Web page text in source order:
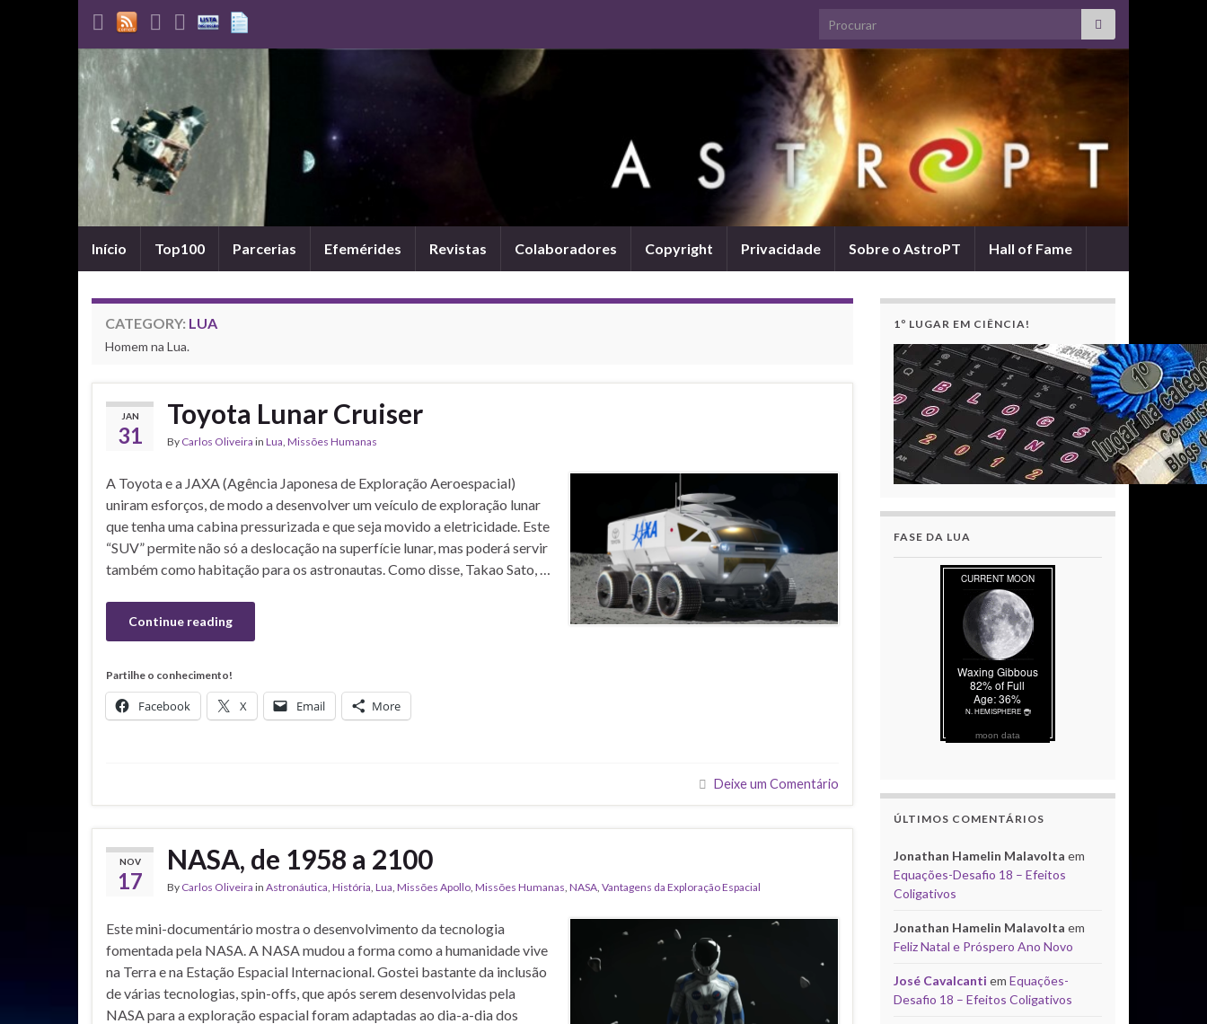
Search for:
Início Top100 Parcerias Efemérides Revistas Colaboradores Copyright Privacidade Sobre o AstroPT Hall of Fame
CATEGORY: LUA
Homem na Lua.
JAN
31
Toyota Lunar Cruiser
By Carlos Oliveira in Lua, Missões Humanas
A Toyota e a JAXA (Agência Japonesa de Exploração Aeroespacial)
uniram esforços, de modo a desenvolver um veículo de exploração lunar
que tenha uma cabina pressurizada e que seja movido a eletricidade. Este
“SUV” permite não só a deslocação na superfície lunar, mas poderá servir
também como habitação para os astronautas. Como disse, Takao Sato, …
Continue reading
Partilhe o conhecimento!
Facebook X Email More
Deixe um Comentário
NOV
17
NASA, de 1958 a 2100
By Carlos Oliveira in Astronáutica, História, Lua, Missões Apollo, Missões Humanas, NASA, Vantagens da Exploração Espacial
Este mini-documentário mostra o desenvolvimento da tecnologia
fomentada pela NASA. A NASA mudou a forma como a humanidade vive
na Terra e na Estação Espacial Internacional. Gostei bastante da inclusão
de várias tecnologias, spin-offs, que após serem desenvolvidas pela
NASA para a exploração espacial foram adaptadas ao dia-a-dia dos
1º LUGAR EM CIÊNCIA!
FASE DA LUA
moon data
ÚLTIMOS COMENTÁRIOS
Jonathan Hamelin Malavolta em
Equações-Desafio 18 – Efeitos
Coligativos
Jonathan Hamelin Malavolta em
Feliz Natal e Próspero Ano Novo
José Cavalcanti em Equações-
Desafio 18 – Efeitos Coligativos